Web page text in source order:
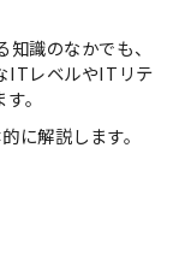
識のなかでも、
ITレベルやITリテ
。
に解説します。